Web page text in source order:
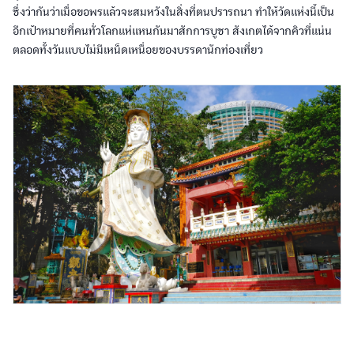
ซึ่งว่ากันว่าเมื่อขอพรแล้วจะสมหวังในสิ่งที่ตนปรารถนา ทำให้วัดแห่งนี้เป็น
อีกเป้าหมายที่คนทั่วโลกแห่แหนกันมาสักการบูชา สังเกตได้จากคิวที่แน่น
ตลอดทั้งวันแบบไม่มีเหน็ดเหนื่อยของบรรดานักท่องเที่ยว